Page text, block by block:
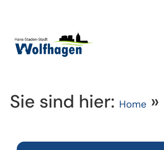
Sie sind hier: Home »